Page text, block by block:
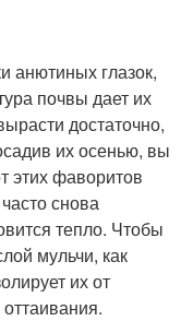
анютиных глазок,
почвы дает их
достаточно,
их осенью, вы
этих фаворитов
снова
тепло. Чтобы
мульчи, как
их от